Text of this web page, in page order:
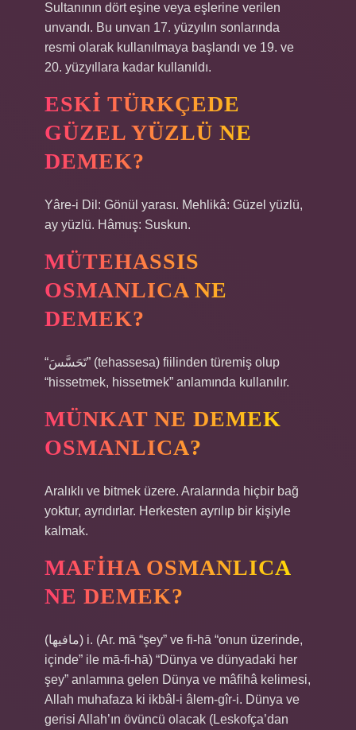
Sultanının dört eşine veya eşlerine verilen
unvandı. Bu unvan 17. yüzyılın sonlarında
resmi olarak kullanılmaya başlandı ve 19. ve
20. yüzyıllara kadar kullanıldı.
ESKI TÜRKÇEDE
GÜZEL YÜZLÜ NE
DEMEK?
Yâre-i Dil: Gönül yarası. Mehlikâ: Güzel yüzlü,
ay yüzlü. Hâmuş: Suskun.
MÜTEHASSIS
OSMANLICA NE
DEMEK?
“تَحَسَّسَ” (tehassesa) fiilinden türemiş olup
“hissetmek, hissetmek” anlamında kullanılır.
MÜNKAT NE DEMEK
OSMANLICA?
Aralıklı ve bitmek üzere. Aralarında hiçbir bağ
yoktur, ayrıdırlar. Herkesten ayrılıp bir kişiyle
kalmak.
MAFIHA OSMANLICA
NE DEMEK?
(ﻣﺎﻓﻴﻬﺎ) i. (Ar. mā “şey” ve fі-hā “onun üzerinde,
içinde” ile mā-fі-hā) “Dünya ve dünyadaki her
şey” anlamına gelen Dünya ve mâfihâ kelimesi,
Allah muhafaza ki ikbâl-i âlem-gîr-i. Dünya ve
gerisi Allah’ın övüncü olacak (Leskofça’dan